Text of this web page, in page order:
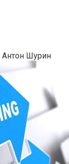
Антон Шурин